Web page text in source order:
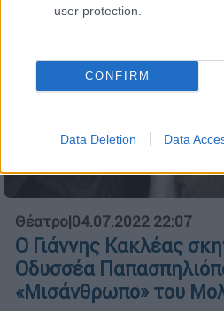
user protection.
CONFIRM
Data Deletion Data
Θέατρο|04.07.2022 22:07
O Γιάννης Κακλέας
Οδυσσέα
«Μισάνθρωπο» του